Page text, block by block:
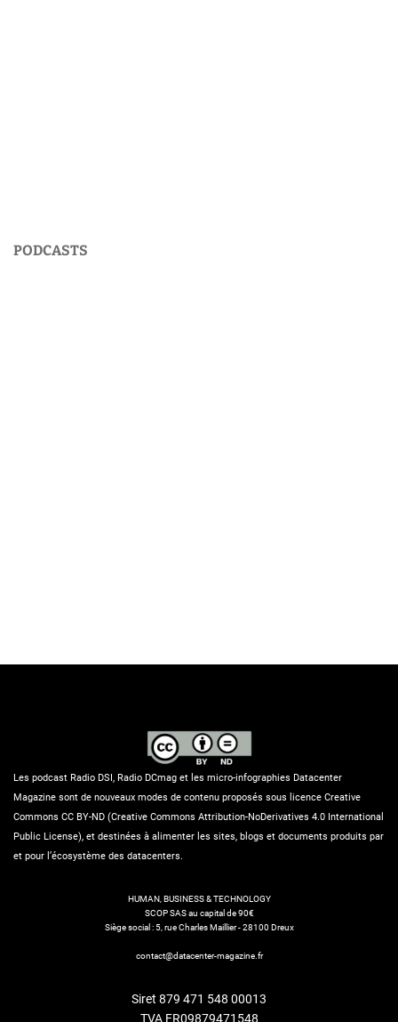
PODCASTS
Les podcast Radio DSI, Radio DCmag et les micro-infographies Datacenter
Magazine sont de nouveaux modes de contenu proposés sous licence Creative
Commons CC BY-ND (Creative Commons Attribution-NoDerivatives 4.0 International
Public License), et destinées à alimenter les sites, blogs et documents produits par
et pour l’écosystème des datacenters.
HUMAN, BUSINESS & TECHNOLOGY
SCOP SAS au capital de 90€
Siège social : 5, rue Charles Maillier - 28100 Dreux
contact@datacenter-magazine.fr
Siret 879 471 548 00013
TVA FR09879471548